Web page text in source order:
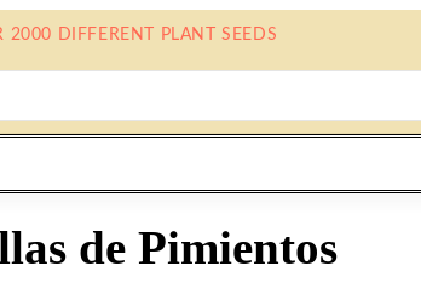
2000 DIFFERENT PLANT SEEDS
de Pimientos